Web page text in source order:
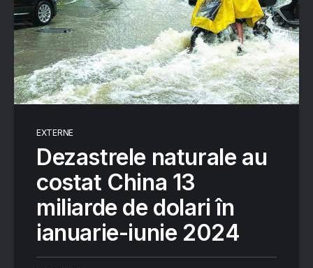
EXTERNE
Dezastrele naturale au
costat China 13
miliarde de dolari în
ianuarie-iunie 2024